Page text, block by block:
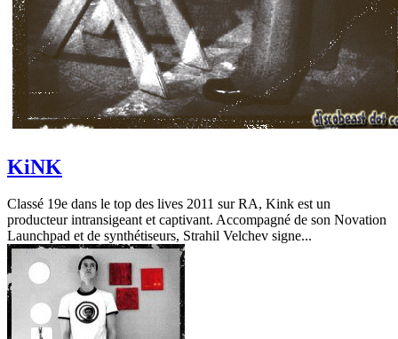
KiNK
Classé 19e dans le top des lives 2011 sur RA, Kink est un
producteur intransigeant et captivant. Accompagné de son Novation
Launchpad et de synthétiseurs, Strahil Velchev signe...